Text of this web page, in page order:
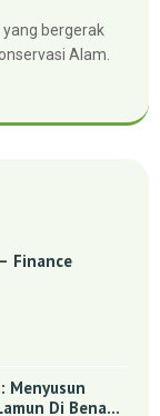
bergerak
Alam.
Finance
Menyusun
Di Benan